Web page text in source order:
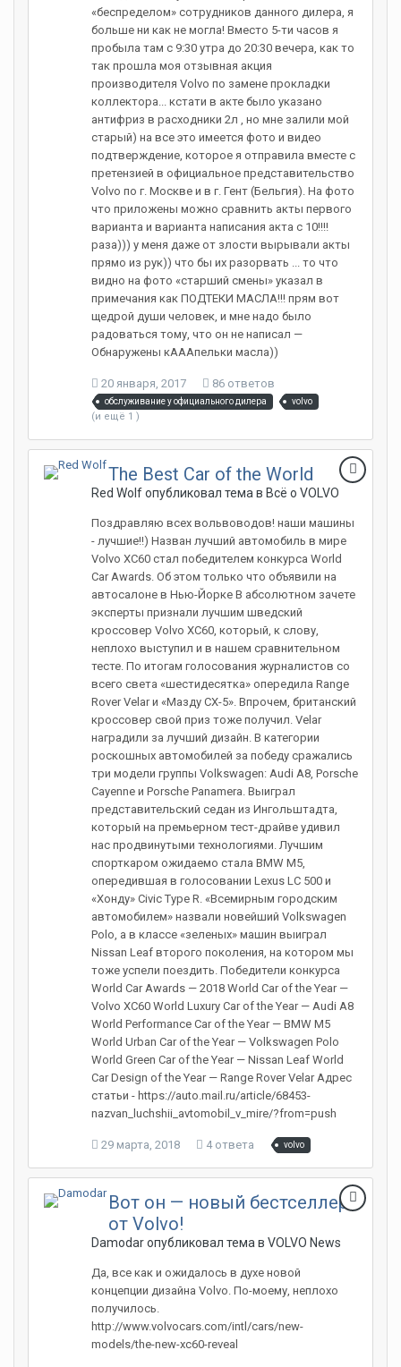
20 января, 2017 86 ответов
обслуживание у официального дилера volvo
(и ещё 1 )
The Best Car of the World
Red Wolf опубликовал тема в Всё о VOLVO
Поздравляю всех вольвоводов! наши машины
- лучшие!!) Назван лучший автомобиль в мире
Volvo XC60 стал победителем конкурса World
Car Awards. Об этом только что объявили на
автосалоне в Нью-Йорке В абсолютном зачете
эксперты признали лучшим шведский
кроссовер Volvo XC60, который, к слову,
неплохо выступил и в нашем сравнительном
тесте. По итогам голосования журналистов со
всего света «шестидесятка» опередила Range
Rover Velar и «Мазду CX-5». Впрочем, британский
кроссовер свой приз тоже получил. Velar
наградили за лучший дизайн. В категории
роскошных автомобилей за победу сражались
три модели группы Volkswagen: Audi A8, Porsche
Cayenne и Porsche Panamera. Выиграл
представительский седан из Ингольштадта,
который на премьерном тест-драйве удивил
нас продвинутыми технологиями. Лучшим
спорткаром ожидаемо стала BMW M5,
опередившая в голосовании Lexus LC 500 и
«Хонду» Civic Type R. «Всемирным городским
автомобилем» назвали новейший Volkswagen
Polo, а в классе «зеленых» машин выиграл
Nissan Leaf второго поколения, на котором мы
тоже успели поездить. Победители конкурса
World Car Awards — 2018 World Car of the Year —
Volvo XC60 World Luxury Car of the Year — Audi A8
World Performance Car of the Year — BMW M5
World Urban Car of the Year — Volkswagen Polo
World Green Car of the Year — Nissan Leaf World
Car Design of the Year — Range Rover Velar Адрес
статьи - https://auto.mail.ru/article/68453-
nazvan_luchshii_avtomobil_v_mire/?from=push
29 марта, 2018 4 ответа volvo
Вот он — новый бестселлер
от Volvo!
Damodar опубликовал тема в VOLVO News
Да, все как и ожидалось в духе новой
концепции дизайна Volvo. По-моему, неплохо
получилось.
http://www.volvocars.com/intl/cars/new-
models/the-new-xc60-reveal